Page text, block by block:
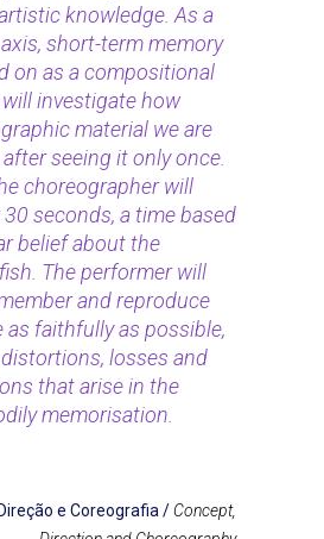
knowledge. As a
short-term memory
on as a compositional
investigate how
material we are
seeing it only once.
choreographer will
seconds, a time based
belief about the
The performer will
and reproduce
as faithfully as possible,
losses and
that arise in the
memorisation.
e Coreografia / Concept,